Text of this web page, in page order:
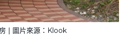
| 圖片來源：Klook